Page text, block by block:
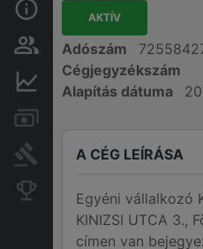
Alap információk
Személyek és tulajdonjog
Pénzügyi információk
Bírósági eljárások
Konkurens cégek
AKTÍV
Adószám
Cégjegyzékszám
Alapítás dátuma
A CÉG LEÍRÁSA
Egyéni vállalkozó
KINIZSI UTCA 3.,
címen van